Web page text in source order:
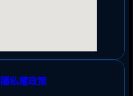
隱私權政策